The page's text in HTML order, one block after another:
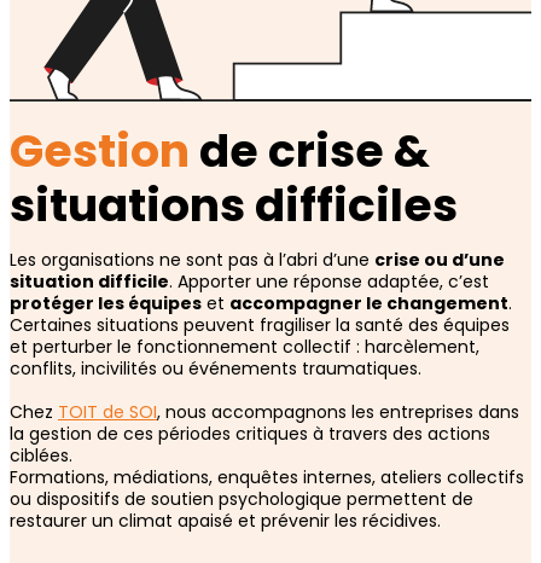
Gestion de crise &
situations difficiles
Les organisations ne sont pas à l’abri d’une crise ou d’une
situation difficile. Apporter une réponse adaptée, c’est
protéger les équipes et accompagner le changement.
Certaines situations peuvent fragiliser la santé des équipes
et perturber le fonctionnement collectif : harcèlement,
conflits, incivilités ou événements traumatiques.
Chez TOIT de SOI, nous accompagnons les entreprises dans
la gestion de ces périodes critiques à travers des actions
ciblées.
Formations, médiations, enquêtes internes, ateliers collectifs
ou dispositifs de soutien psychologique permettent de
restaurer un climat apaisé et prévenir les récidives.